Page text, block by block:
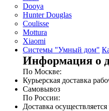
Dooya
Hunter Douglas
Coulisse
Mottura
Xiaomi
Системы "Умный дом"
Информация о
По Москве:
Курьерская доставка
Самовывоз
По России:
Доставка